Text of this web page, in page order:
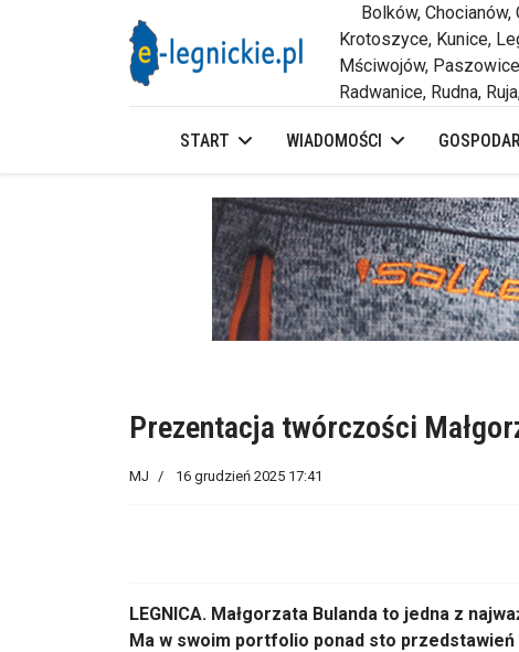
Bolków, Chocianów,
Krotoszyce, Kunice,
Mściwojów,
Radwanice, Rudna,
START WIADOMOŚCI
Prezentacja twórczości
MJ 16 grudzień 2025 17:41
LEGNICA. Małgorzata Bulanda to jedna z
Ma w swoim portfolio ponad sto